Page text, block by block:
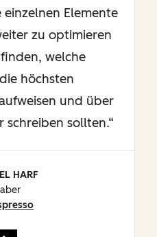
Elemente
zu optimieren
welche
höchsten
und über
schreiben sollten.
HARF